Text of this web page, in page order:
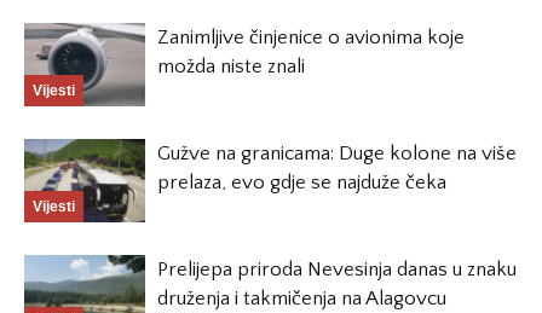
Vijesti
Zanimljive činjenice o avionima koje
možda niste znali
Vijesti
Gužve na granicama: Duge kolone na više
prelaza, evo gdje se najduže čeka
Prelijepa priroda Nevesinja danas u znaku
druženja i takmičenja na Alagovcu